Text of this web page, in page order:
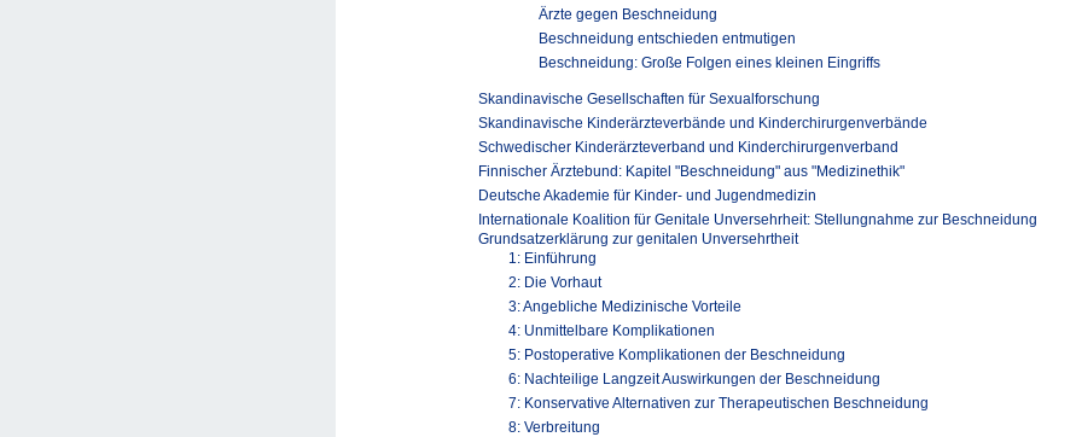
Ärzte gegen Beschneidung
Beschneidung entschieden entmutigen
Beschneidung: Große Folgen eines kleinen Eingriffs
Skandinavische Gesellschaften für Sexualforschung
Skandinavische Kinderärzteverbände und Kinderchirurgenverbände
Schwedischer Kinderärzteverband und Kinderchirurgenverband
Finnischer Ärztebund: Kapitel "Beschneidung" aus "Medizinethik"
Deutsche Akademie für Kinder- und Jugendmedizin
Internationale Koalition für Genitale Unversehrheit: Stellungnahme zur Beschneidung
Grundsatzerklärung zur genitalen Unversehrtheit
1: Einführung
2: Die Vorhaut
3: Angebliche Medizinische Vorteile
4: Unmittelbare Komplikationen
5: Postoperative Komplikationen der Beschneidung
6: Nachteilige Langzeit Auswirkungen der Beschneidung
7: Konservative Alternativen zur Therapeutischen Beschneidung
8: Verbreitung